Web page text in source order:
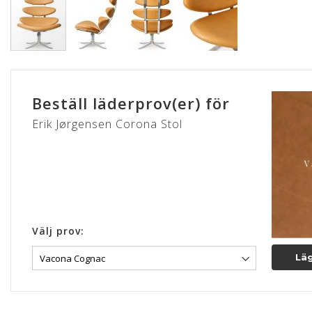
till
Beställ läderprov(er) för
Erik Jørgensen Corona Stol
Välj prov: